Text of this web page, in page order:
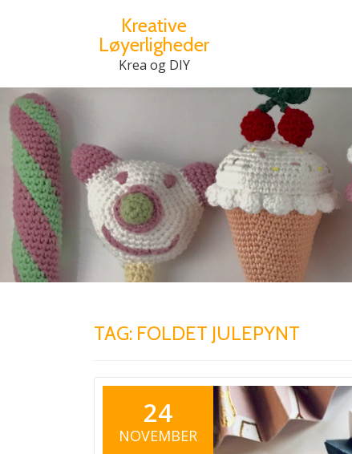
indhold
Kreative
Løyerligheder
Krea og DIY
TAG: FOLDET JULEPYNT
24
NOVEMBER